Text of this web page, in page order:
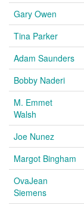
Gary Owen
Tina Parker
Adam Saunders
Bobby Naderi
M. Emmet
Walsh
Joe Nunez
Margot Bingham
OvaJean
Siemens